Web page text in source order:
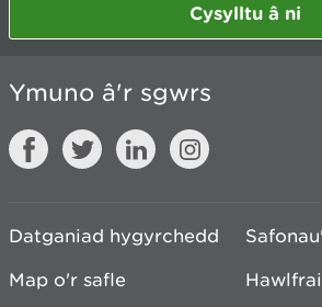
Cysylltu â ni
Ymuno â'r sgwrs
Datganiad hygyrchedd
Map o'r safle